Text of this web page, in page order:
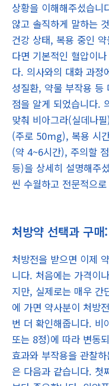
상황을 이해해주셨습니
않고 솔직하게 말하는
건강 상태, 복용 중인
다면 기본적인 혈압이
다. 의사와의 대화 과정
성질환, 약물 부작용 등
점을 알게 되었습니다.
맞춰 비아그라(실데나
(주로 50mg), 복용 시
(약 4~6시간), 주의할
등)을 상세히 설명해주
씬 수월하고 전문적으
처방약 선택과 구
처방전을 받으면 이제
니다. 처음에는 가격이
지만, 실제로는 매우 간
에 가면 약사분이 처방
번 더 확인해줍니다. 비
또는 8정)에 따라 변동
효과와 부작용을 관찰
은 다음과 같습니다. 첫